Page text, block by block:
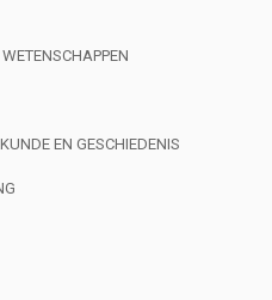
EN GESCHIEDENIS